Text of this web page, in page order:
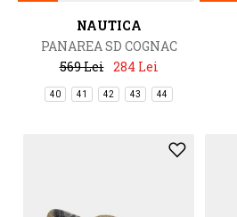
NAUTICA
PANAREA SD COGNAC
569 Lei 284 Lei
40 41 42 43 44